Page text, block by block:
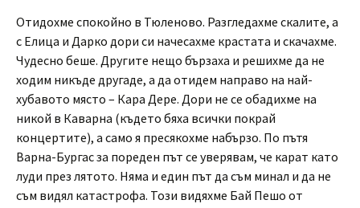
Отидохме спокойно в Тюленово. Разгледахме скалите, а
с Елица и Дарко дори си начесахме крастата и скачахме.
Чудесно беше. Другите нещо бързаха и решихме да не
ходим никъде другаде, а да отидем направо на най-
хубавото място – Кара Дере. Дори не се обадихме на
никой в Каварна (където бяха всички покрай
концертите), а само я пресякохме набързо. По пътя
Варна-Бургас за пореден път се уверявам, че карат като
луди през лятото. Няма и един път да съм минал и да не
съм видял катастрофа. Този видяхме Бай Пешо от